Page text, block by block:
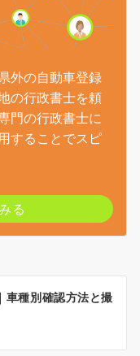
外の自動車登録
の行政書士を頼
門の行政書士に
することでスピ
る
車種別確認方法と撮